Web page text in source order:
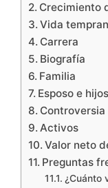
Crecimiento
Vida
Carrera
Biografía
Familia
Esposo e
Controversia
Activos
Valor neto
Preguntas
¿Cuánto